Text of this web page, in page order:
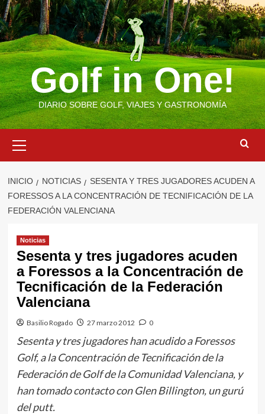
Saltar
al
contenido
Golf in One!
DIARIO SOBRE GOLF, VIAJES Y GASTRONOMÍA
primario
INICIO NOTICIAS
SESENTA Y TRES JUGADORES ACUDEN A
FORESSOS A LA CONCENTRACIÓN DE TECNIFICACIÓN DE LA
FEDERACIÓN VALENCIANA
Noticias
Sesenta y tres jugadores acuden
a Foressos a la Concentración de
Tecnificación de la Federación
Valenciana
Basilio Rogado 27 marzo 2012 0
Sesenta y tres jugadores han acudido a Foressos
Golf, a la Concentración de Tecnificación de la
Federación de Golf de la Comunidad Valenciana, y
han tomado contacto con Glen Billington, un gurú
del putt.